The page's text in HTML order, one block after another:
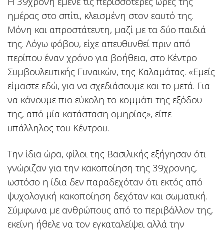
ημέρας στο σπίτι, κλεισμένη στον εαυτό της.
Μόνη και απροστάτευτη, μαζί με τα δύο παιδιά
της. Λόγω φόβου, είχε απευθυνθεί πριν από
περίπου έναν χρόνο για βοήθεια, στο Κέντρο
Συμβουλευτικής Γυναικών, της Καλαμάτας. «Εμείς
είμαστε εδώ, για να σχεδιάσουμε και το μετά. Για
να κάνουμε πιο εύκολη το κομμάτι της εξόδου
της, από μία κατάσταση ομηρίας», είπε
υπάλληλος του Κέντρου.
Την ίδια ώρα, φίλοι της Βασιλικής εξήγησαν ότι
γνώριζαν για την κακοποίηση της 39χρονης,
ωστόσο η ίδια δεν παραδεχόταν ότι εκτός από
ψυχολογική κακοποίηση δεχόταν και σωματική.
Σύμφωνα με ανθρώπους από το περιβάλλον της,
εκείνη ήθελε να τον εγκαταλείψει αλλά την